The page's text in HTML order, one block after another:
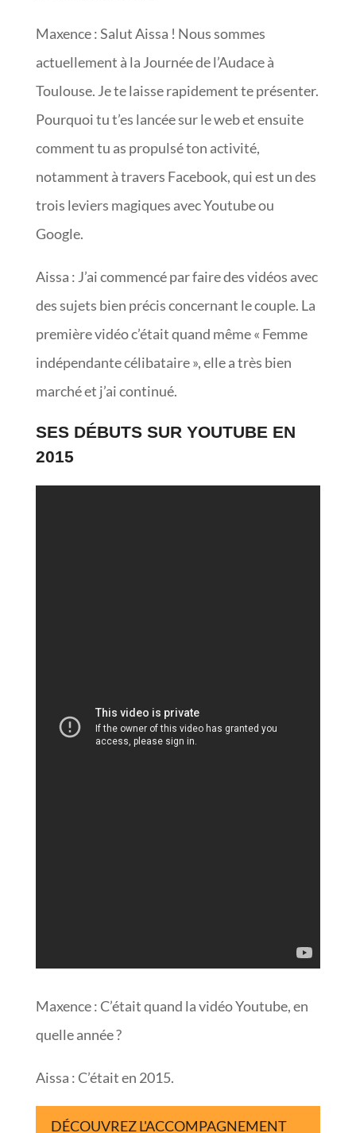
Maxence : Salut Aissa ! Nous sommes
actuellement à la Journée de l’Audace à
Toulouse. Je te laisse rapidement te présenter.
Pourquoi tu t’es lancée sur le web et ensuite
comment tu as propulsé ton activité,
notamment à travers Facebook, qui est un des
trois leviers magiques avec Youtube ou
Google.
Aissa : J’ai commencé par faire des vidéos avec
des sujets bien précis concernant le couple. La
première vidéo c’était quand même « Femme
indépendante célibataire », elle a très bien
marché et j’ai continué.
SES DÉBUTS SUR YOUTUBE EN
2015
Maxence : C’était quand la vidéo Youtube, en
quelle année ?
Aissa : C’était en 2015.
DÉCOUVREZ L'ACCOMPAGNEMENT